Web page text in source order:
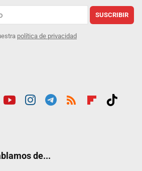
SUSCRIBIR
política de privacidad
de...